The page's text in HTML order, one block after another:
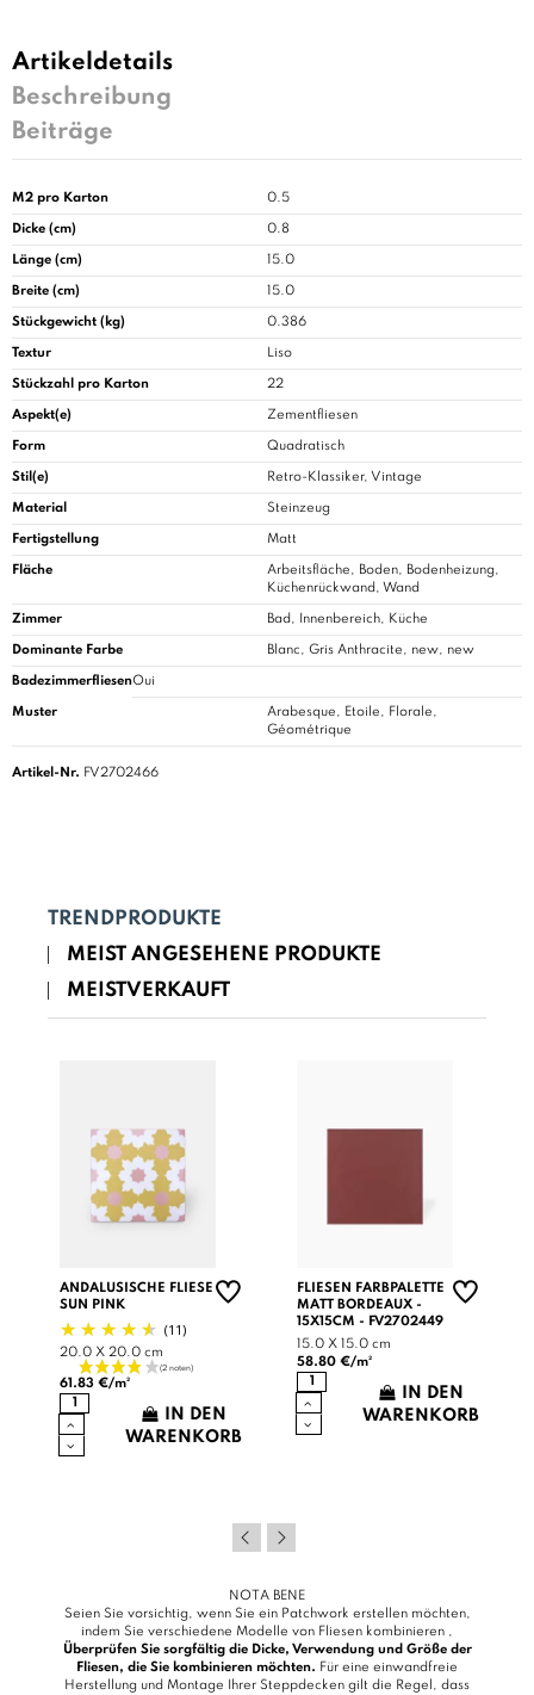
Artikeldetails
Beschreibung
Beiträge
M2 pro Karton 0.5
Dicke (cm) 0.8
Länge (cm) 15.0
Breite (cm) 15.0
Stückgewicht (kg) 0.386
Textur Liso
Stückzahl pro Karton 22
Aspekt(e) Zementfliesen
Form Quadratisch
Stil(e) Retro-Klassiker, Vintage
Material Steinzeug
Fertigstellung Matt
Fläche
Arbeitsfläche, Boden, Bodenheizung,
Küchenrückwand, Wand
Zimmer Bad, Innenbereich, Küche
Dominante Farbe Blanc, Gris Anthracite, new, new
BadezimmerfliesenOui
Muster
Arabesque, Etoile, Florale,
Géométrique
Artikel-Nr. FV2702466
TRENDPRODUKTE
MEIST ANGESEHENE PRODUKTE
MEISTVERKAUFT
ANDALUSISCHE FLIESE
SUN PINK
(11)
20.0 X 20.0 cm
61.83 €/m²
IN DEN
WARENKORB
FLIESEN FARBPALETTE
MATT BORDEAUX -
15X15CM - FV2702449
15.0 X 15.0 cm
58.80 €/m²
IN DEN
WARENKORB
NOTA BENE
Seien Sie vorsichtig, wenn Sie ein Patchwork erstellen möchten,
indem Sie verschiedene Modelle von Fliesen kombinieren ,
Überprüfen Sie sorgfältig die Dicke, Verwendung und Größe der
Fliesen, die Sie kombinieren möchten. Für eine einwandfreie
Herstellung und Montage Ihrer Steppdecken gilt die Regel, dass